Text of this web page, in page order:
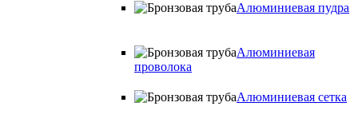
Алюминиевая пудра
Алюминиевая
проволока
Алюминиевая сетка